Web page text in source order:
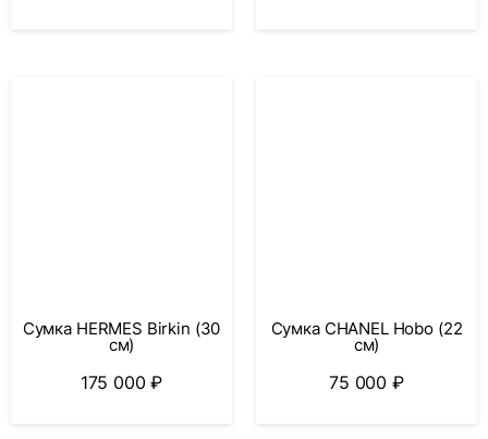
Сумка HERMES Birkin (30
см)
175 000₽
Сумка CHANEL Hobo (22
см)
75 000₽